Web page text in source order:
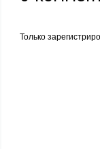
Только